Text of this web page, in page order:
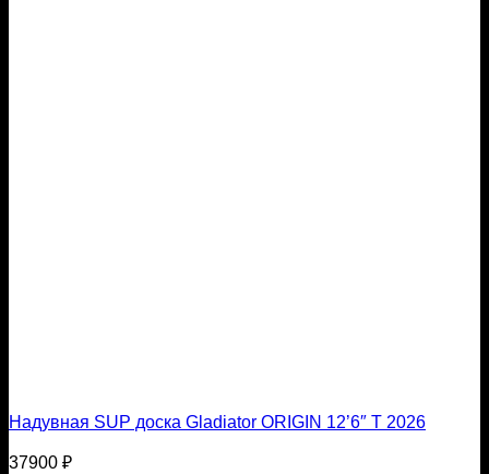
Надувная SUP доска Gladiator ORIGIN 12’6″ T 2026
37900 ₽